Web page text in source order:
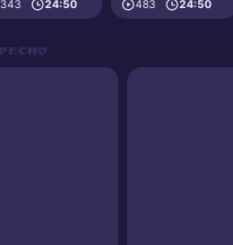
343 24:50 483 24:50